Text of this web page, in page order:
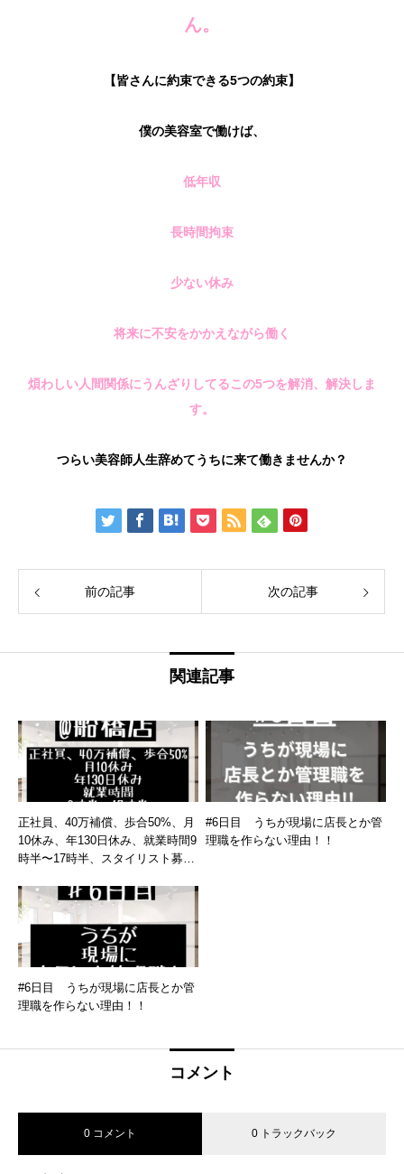
ん。
【皆さんに約束できる5つの約束】
僕の美容室で働けば、
低年収
長時間拘束
少ない休み
将来に不安をかかえながら働く
煩わしい人間関係にうんざりしてるこの5つを解消、解決しま
す。
つらい美容師人生辞めてうちに来て働きませんか？
前の記事 次の記事
関連記事
正社員、40万補償、歩合50%、月
10休み、年130日休み、就業時間9
時半〜17時半、スタイリスト募集
#6日目 うちが現場に店長とか管
理職を作らない理由！！
#6日目 うちが現場に店長とか管
理職を作らない理由！！
コメント
0 コメント 0 トラックバック